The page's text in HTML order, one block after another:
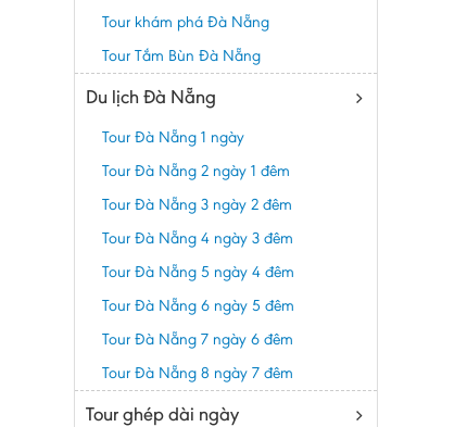
Tour khám phá Đà Nẵng
Tour Tắm Bùn Đà Nẵng
Du lịch Đà Nẵng
Tour Đà Nẵng 1 ngày
Tour Đà Nẵng 2 ngày 1 đêm
Tour Đà Nẵng 3 ngày 2 đêm
Tour Đà Nẵng 4 ngày 3 đêm
Tour Đà Nẵng 5 ngày 4 đêm
Tour Đà Nẵng 6 ngày 5 đêm
Tour Đà Nẵng 7 ngày 6 đêm
Tour Đà Nẵng 8 ngày 7 đêm
Tour ghép dài ngày